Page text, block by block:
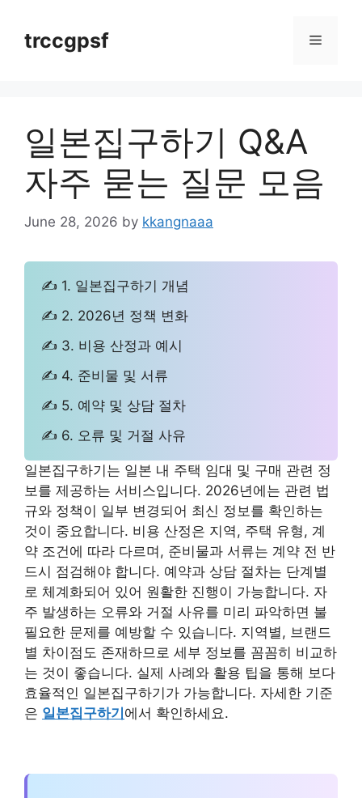
contenttrccgpsf Menu
일본집구하기 Q&A
자주 묻는 질문 모음
June 28, 2026 by kkangnaaa
✍ 1. 일본집구하기 개념
✍ 2. 2026년 정책 변화
✍ 3. 비용 산정과 예시
✍ 4. 준비물 및 서류
✍ 5. 예약 및 상담 절차
✍ 6. 오류 및 거절 사유
일본집구하기는 일본 내 주택 임대 및 구매 관련 정
보를 제공하는 서비스입니다. 2026년에는 관련 법
규와 정책이 일부 변경되어 최신 정보를 확인하는
것이 중요합니다. 비용 산정은 지역, 주택 유형, 계
약 조건에 따라 다르며, 준비물과 서류는 계약 전 반
드시 점검해야 합니다. 예약과 상담 절차는 단계별
로 체계화되어 있어 원활한 진행이 가능합니다. 자
주 발생하는 오류와 거절 사유를 미리 파악하면 불
필요한 문제를 예방할 수 있습니다. 지역별, 브랜드
별 차이점도 존재하므로 세부 정보를 꼼꼼히 비교하
는 것이 좋습니다. 실제 사례와 활용 팁을 통해 보다
효율적인 일본집구하기가 가능합니다. 자세한 기준
은 일본집구하기 에서 확인하세요.